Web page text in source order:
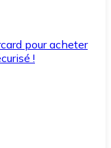
pour acheter
!